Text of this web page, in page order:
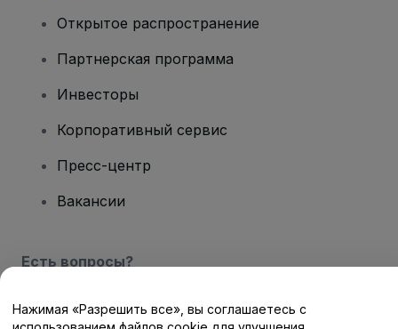
Открытое распространение
Партнерская программа
Инвесторы
Корпоративный сервис
Пресс-центр
Вакансии
Есть вопросы?
Центр помощи / Свяжитесь с нами
Нажимая «Разрешить все», вы соглашаетесь с